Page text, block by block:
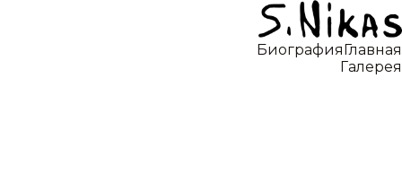
Главная
Биография
Галерея